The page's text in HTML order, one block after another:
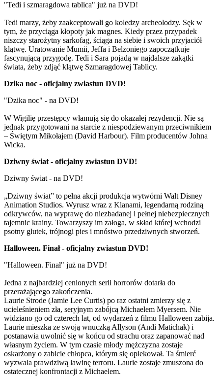
"Tedi i szmaragdowa tablica" już na DVD!
Tedi marzy, żeby zaakceptowali go koledzy archeolodzy. Sęk w
tym, że przyciąga kłopoty jak magnes. Kiedy przez przypadek
niszczy starożytny sarkofag, ściąga na siebie i swoich przyjaciół
klątwę. Uratowanie Mumii, Jeffa i Belzoniego zapoczątkuje
fascynującą przygodę. Tedi i Sara pojadą w najdalsze zakątki
świata, żeby zdjąć klątwę Szmaragdowej Tablicy.
Dzika noc - oficjalny zwiastun DVD!
"Dzika noc" - na DVD!
W Wigilię przestępcy włamują się do okazałej rezydencji. Nie są
jednak przygotowani na starcie z niespodziewanym przeciwnikiem
– Świętym Mikołajem (David Harbour). Film producentów Johna
Wicka.
Dziwny świat - oficjalny zwiastun DVD!
Dziwny świat - na DVD!
„Dziwny świat” to pełna akcji produkcja wytwórni Walt Disney
Animation Studios. Wyrusz wraz z Klanami, legendarną rodziną
odkrywców, na wyprawę do niezbadanej i pełnej niebezpiecznych
tajemnic krainy. Towarzyszy im załoga, w skład której wchodzi
psotny glutek, trójnogi pies i mnóstwo przedziwnych stworzeń.
Halloween. Finał - oficjalny zwiastun DVD!
"Halloween. Finał" już na DVD!
Jedna z najbardziej cenionych serii horrorów dotarła do
przerażającego zakończenia.
Laurie Strode (Jamie Lee Curtis) po raz ostatni zmierzy się z
ucieleśnieniem zła, seryjnym zabójcą Michaelem Myersem. Nie
widziano go od czterech lat, od wydarzeń z filmu Halloween zabija.
Laurie mieszka ze swoją wnuczką Allyson (Andi Matichak) i
postanawia uwolnić się w końcu od strachu oraz zapanować nad
własnym życiem. W tym czasie młody mężczyzna zostaje
oskarżony o zabicie chłopca, którym się opiekował. Ta śmierć
wyzwala prawdziwą lawinę terroru. Laurie zostaje zmuszona do
ostatecznej konfrontacji z Michaelem.